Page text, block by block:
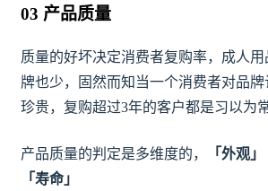
03 产品质量
质量的好坏决定消费者复购率，成人
牌也少，固然而知当一个消费者对品
珍贵，复购超过3年的客户都是习以为常
产品质量的判定是多维度的，
「外观
「寿命」